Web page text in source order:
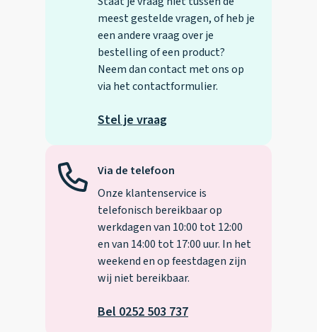
Via de telefoon
Onze klantenservice is
telefonisch bereikbaar op
werkdagen van 10:00 tot 12:00
en van 14:00 tot 17:00 uur. In het
weekend en op feestdagen zijn
wij niet bereikbaar.
Bel 0252 503 737
meest gestelde vragen, of heb je
een andere vraag over je
bestelling of een product?
Neem dan contact met ons op
via het contactformulier.
Stel je vraag